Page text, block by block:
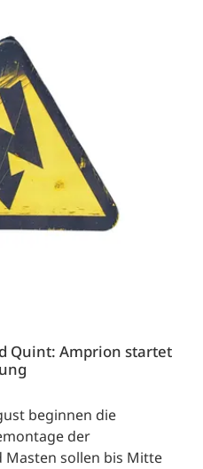
Quint: Amprion startet
beginnen die
der
Masten sollen bis Mitte